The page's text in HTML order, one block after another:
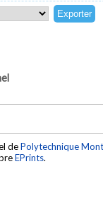
dePolytechnique
EPrints.